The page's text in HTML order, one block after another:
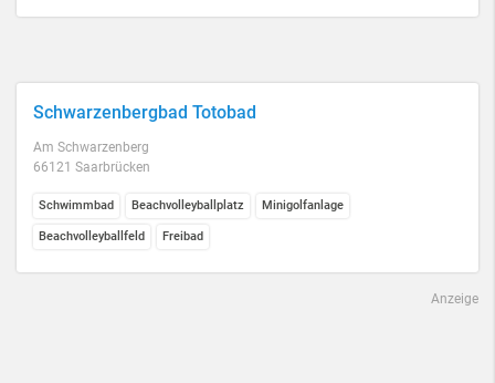
Schwarzenbergbad Totobad
Am Schwarzenberg
66121 Saarbrücken
Schwimmbad Beachvolleyballplatz Minigolfanlage
Beachvolleyballfeld Freibad
Anzeige